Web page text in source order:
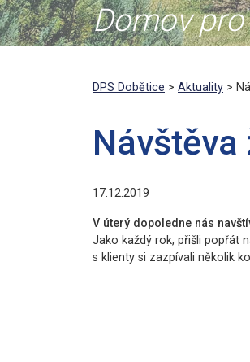
Domov
DPS Dobětice > Aktuality >
Návštěva
17.12.2019
V úterý dopoledne nás
Jako každý rok, přišli popřát
s klienty si zazpívali několik